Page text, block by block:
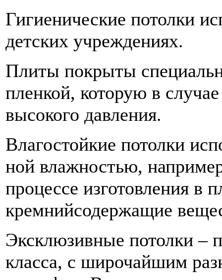
Гигиенические потолки
детских учреждениях.
Плиты покрыты
пленкой, которую в
высокого давления.
Влагостойкие потолки
ной влажностью,
процессе изготовления в
кремнийсодержащие
Эксклюзивные потолки –
класса, с широчайшим